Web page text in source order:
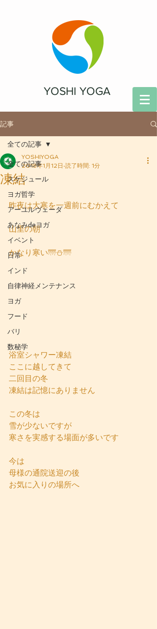
YOSHI YOGA
記事
全ての記事
スケジュール
ヨガ哲学
アーユルヴェーダ
あなみdeヨガ
イベント
日常
インド
自律神経メンテナンス
ヨガ
フード
バリ
数秘学
全ての記事
凍結
YOSHIYOGA
2018年1月12日 読了時間: 1分
昨夜は大寒を一週前にむかえて
山里の朝
かなり寒い🌁⛄🌁
浴室シャワー凍結
ここに越してきて
二回目の冬
凍結は記憶にありません
この冬は
雪が少ないですが
寒さを実感する場面が多いです
今は
母様の通院送迎の後
お気に入りの場所へ